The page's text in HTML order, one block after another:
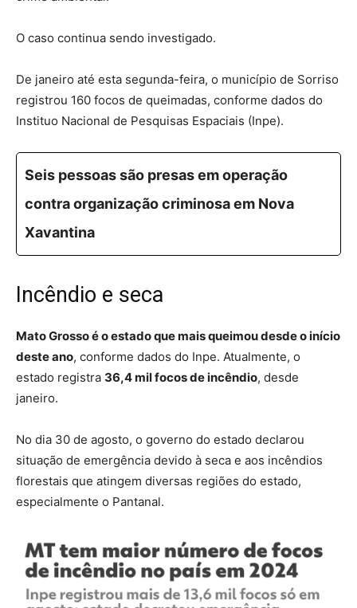
O caso continua sendo investigado.
De janeiro até esta segunda-feira, o município de Sorriso
registrou 160 focos de queimadas, conforme dados do
Instituo Nacional de Pesquisas Espaciais (Inpe).
Seis pessoas são presas em operação
contra organização criminosa em Nova
Xavantina
Incêndio e seca
Mato Grosso é o estado que mais queimou desde o início
deste ano, conforme dados do Inpe. Atualmente, o
estado registra 36,4 mil focos de incêndio, desde
janeiro.
No dia 30 de agosto, o governo do estado declarou
situação de emergência devido à seca e aos incêndios
florestais que atingem diversas regiões do estado,
especialmente o Pantanal.